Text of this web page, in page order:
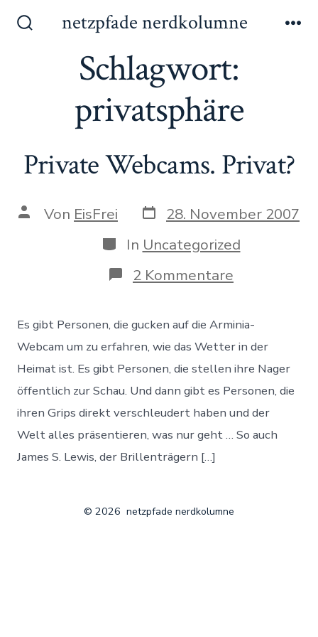
Inhalt
ein-/ausblenden
netzpfade nerdkolumne
Schlagwort:
privatsphäre
Private Webcams. Privat?
AutorVon EisFrei Datum
des
Beitrags
28. November 2007
Kategorien
In Uncategorized
2 Kommentare
Private
Privat?
Es gibt Personen, die gucken auf die Arminia-
Webcam um zu erfahren, wie das Wetter in der
Heimat ist. Es gibt Personen, die stellen ihre Nager
öffentlich zur Schau. Und dann gibt es Personen, die
ihren Grips direkt verschleudert haben und der
Welt alles präsentieren, was nur geht … So auch
James S. Lewis, der Brillenträgern […]
© 2026 netzpfade nerdkolumne